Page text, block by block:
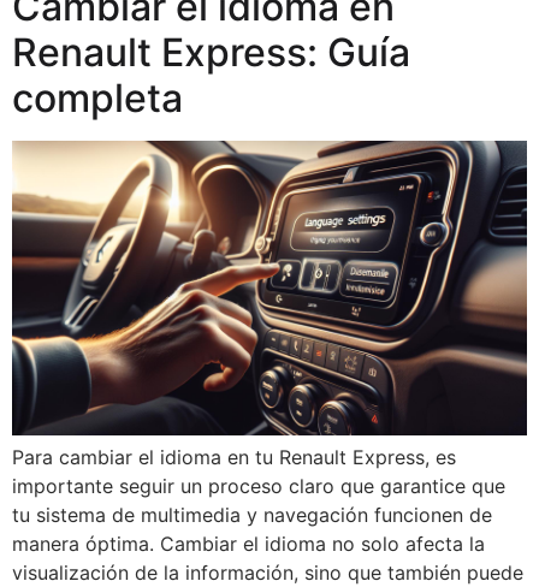
Renault Express: Guía
completa
Para cambiar el idioma en tu Renault Express, es
importante seguir un proceso claro que garantice que
tu sistema de multimedia y navegación funcionen de
manera óptima. Cambiar el idioma no solo afecta la
visualización de la información, sino que también puede